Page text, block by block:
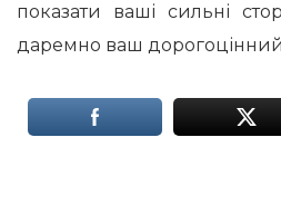
показати ваші сильні
даремно ваш